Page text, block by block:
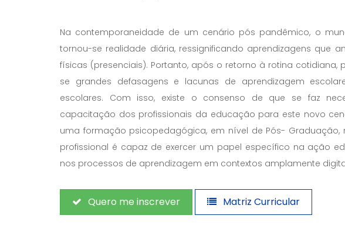
Na contemporaneidade de um cenário pós pandêmico, o
tornou-se realidade diária, ressignificando aprendizagens que
físicas (presenciais). Portanto, após o retorno à rotina cotidiana,
se grandes defasagens e lacunas de aprendizagem
escolares. Com isso, existe o consenso de que se faz
capacitação dos profissionais da educação para este novo
uma formação psicopedagógica, em nível de Pós- Graduação,
profissional é capaz de exercer um papel específico na ação
nos processos de aprendizagem em contextos amplamente
Quero me inscrever Matriz Curricular